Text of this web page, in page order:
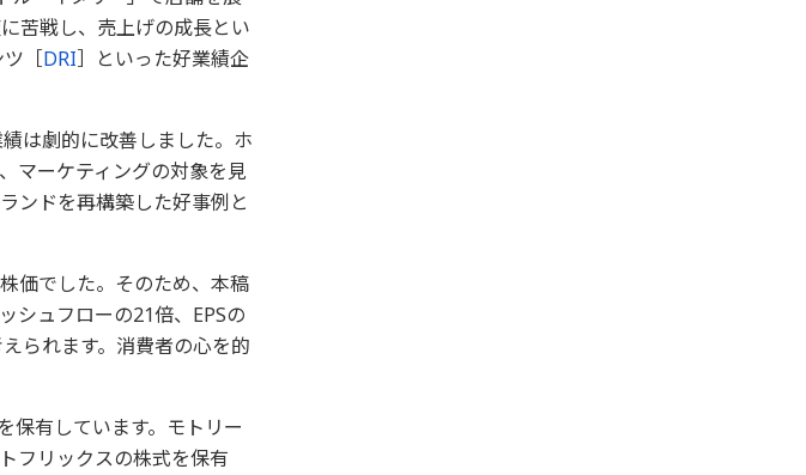
苦戦し、売上げの成長とい
［DRI］といった好業績企
は劇的に改善しました。ホ
マーケティングの対象を見
ンドを再構築した好事例と
価でした。そのため、本稿
シュフローの21倍、EPSの
られます。消費者の心を的
保有しています。モトリー
フリックスの株式を保有